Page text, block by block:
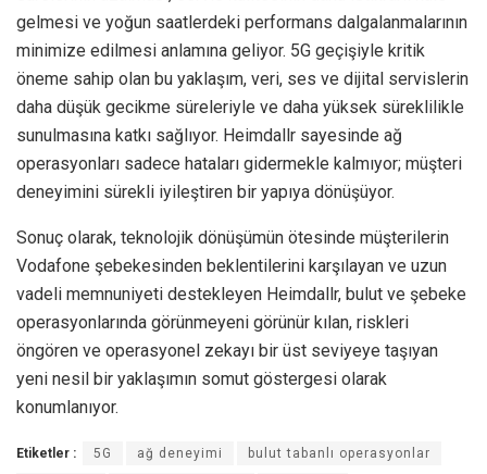
gelmesi ve yoğun saatlerdeki performans dalgalanmalarının
minimize edilmesi anlamına geliyor. 5G geçişiyle kritik
öneme sahip olan bu yaklaşım, veri, ses ve dijital servislerin
daha düşük gecikme süreleriyle ve daha yüksek süreklilikle
sunulmasına katkı sağlıyor. Heimdallr sayesinde ağ
operasyonları sadece hataları gidermekle kalmıyor; müşteri
deneyimini sürekli iyileştiren bir yapıya dönüşüyor.
Sonuç olarak, teknolojik dönüşümün ötesinde müşterilerin
Vodafone şebekesinden beklentilerini karşılayan ve uzun
vadeli memnuniyeti destekleyen Heimdallr, bulut ve şebeke
operasyonlarında görünmeyeni görünür kılan, riskleri
öngören ve operasyonel zekayı bir üst seviyeye taşıyan
yeni nesil bir yaklaşımın somut göstergesi olarak
konumlanıyor.
Etiketler : 5G ağ deneyimi bulut tabanlı operasyonlar